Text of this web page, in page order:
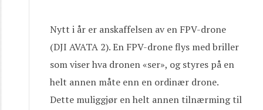
Nytt i år er anskaffelsen av en FPV-drone
(DJI AVATA 2). En FPV-drone flys med briller
som viser hva dronen «ser», og styres på en
helt annen måte enn en ordinær drone.
Dette muliggjør en helt annen tilnærming til